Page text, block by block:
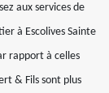
aux services de
à Escolives Sainte
rapport à celles
& Fils sont plus